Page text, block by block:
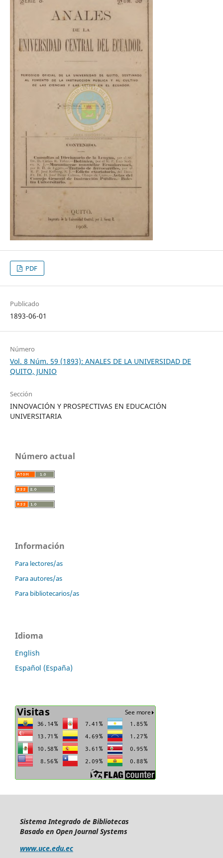
PDF
Publicado
1893-06-01
Número
Vol. 8 Núm. 59 (1893): ANALES DE LA UNIVERSIDAD DE
QUITO, JUNIO
Sección
INNOVACIÓN Y PROSPECTIVAS EN EDUCACIÓN
UNIVERSITARIA
Número actual
Información
Para lectores/as
Para autores/as
Para bibliotecarios/as
Idioma
English
Español (España)
Sistema Integrado de Bibliotecas
Basado en Open Journal Systems
www.uce.edu.ec